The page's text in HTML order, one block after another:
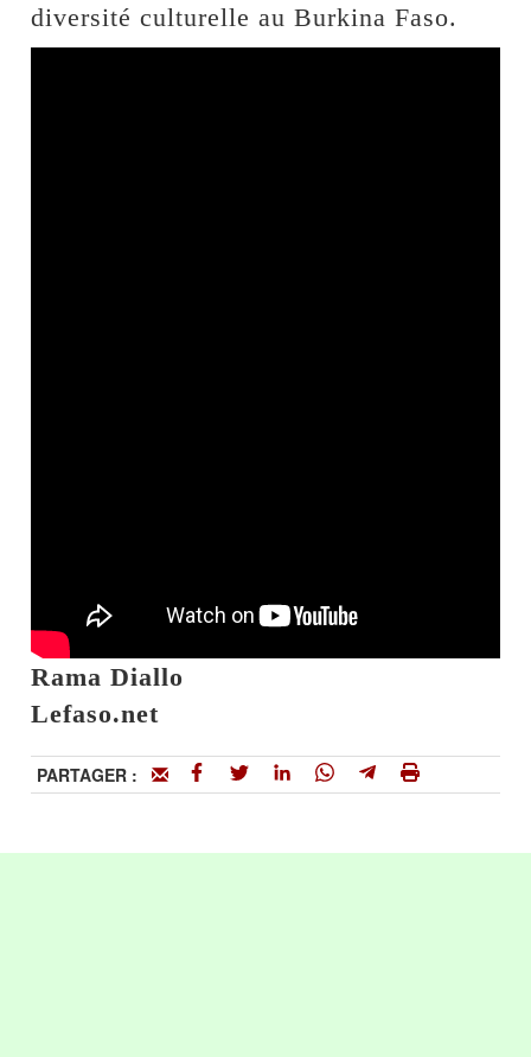
diversité culturelle au Burkina Faso.
Rama Diallo
Lefaso.net
PARTAGER :